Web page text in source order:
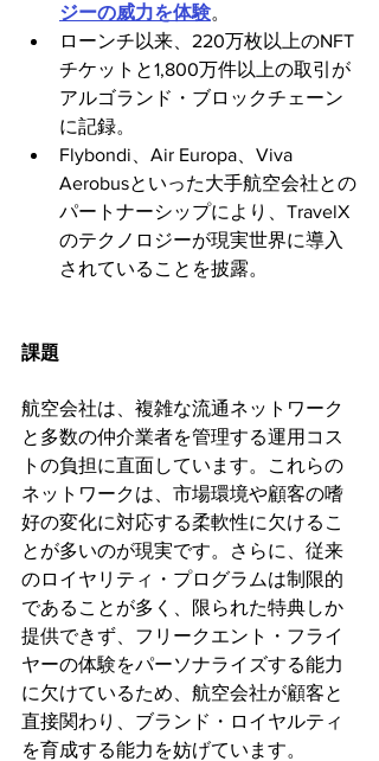
ジーの威力を体験。
ローンチ以来、220万枚以上のNFT
チケットと1,800万件以上の取引が
アルゴランド・ブロックチェーン
に記録。
Flybondi、Air Europa、Viva
Aerobusといった大手航空会社との
パートナーシップにより、TravelX
のテクノロジーが現実世界に導入
されていることを披露。
課題
航空会社は、複雑な流通ネットワーク
と多数の仲介業者を管理する運用コス
トの負担に直面しています。これらの
ネットワークは、市場環境や顧客の嗜
好の変化に対応する柔軟性に欠けるこ
とが多いのが現実です。さらに、従来
のロイヤリティ・プログラムは制限的
であることが多く、限られた特典しか
提供できず、フリークエント・フライ
ヤーの体験をパーソナライズする能力
に欠けているため、航空会社が顧客と
直接関わり、ブランド・ロイヤルティ
を育成する能力を妨げています。